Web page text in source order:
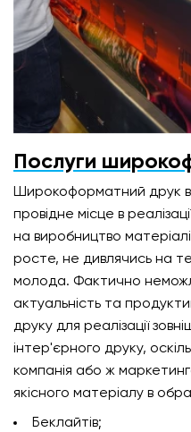
Послуги
Широкоформатний друк
провідне місце в
на виробництво
росте, не дивлячись на
молода. Фактично
актуальність та
друку для реалізації
інтер'єрного друку,
компанія або ж
якісного матеріалу в
Беклайтів;